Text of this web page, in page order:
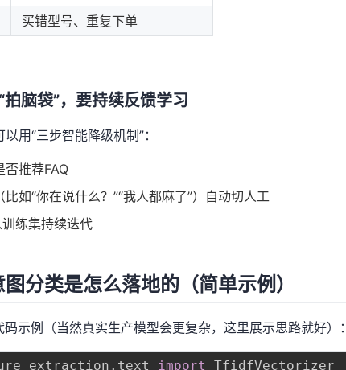
买错型号、重复下单
脑袋”，要持续反馈学习
用“三步智能降级机制”：
否推荐FAQ
如“你在说什么？”“我人都麻了”）自动切人工
练集持续迭代
分类是怎么落地的（简单示例）
示例（当然真实生产模型会更复杂，这里展示思路就好）：
. text import